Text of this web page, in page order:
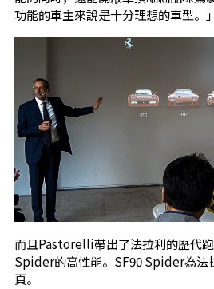
功能的車主來說是十分理想的車型。」
而且Pastorelli帶出了法拉利的歷代
Spider的高性能。SF90 Spider為法
頁。